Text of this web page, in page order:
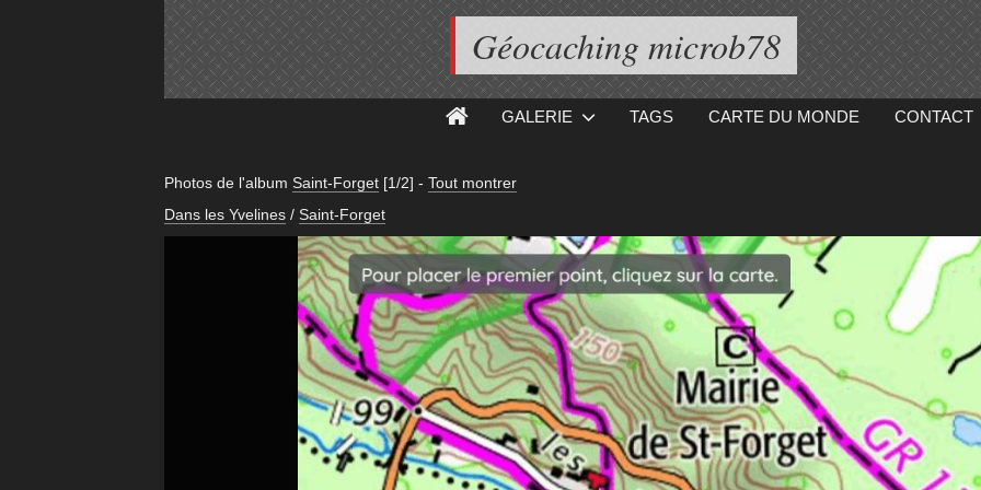
Géocaching microb78
GALERIE TAGS CARTE DU MONDE CONTACT
Photos de l'album Saint-Forget [1/2] - Tout montrer
Dans les Yvelines / Saint-Forget